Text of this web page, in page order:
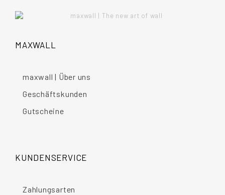
MAXWALL
maxwall | Über uns
Geschäftskunden
Gutscheine
KUNDENSERVICE
Zahlungsarten